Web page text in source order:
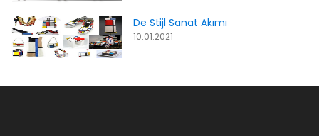
De Stijl Sanat Akımı
10.01.2021